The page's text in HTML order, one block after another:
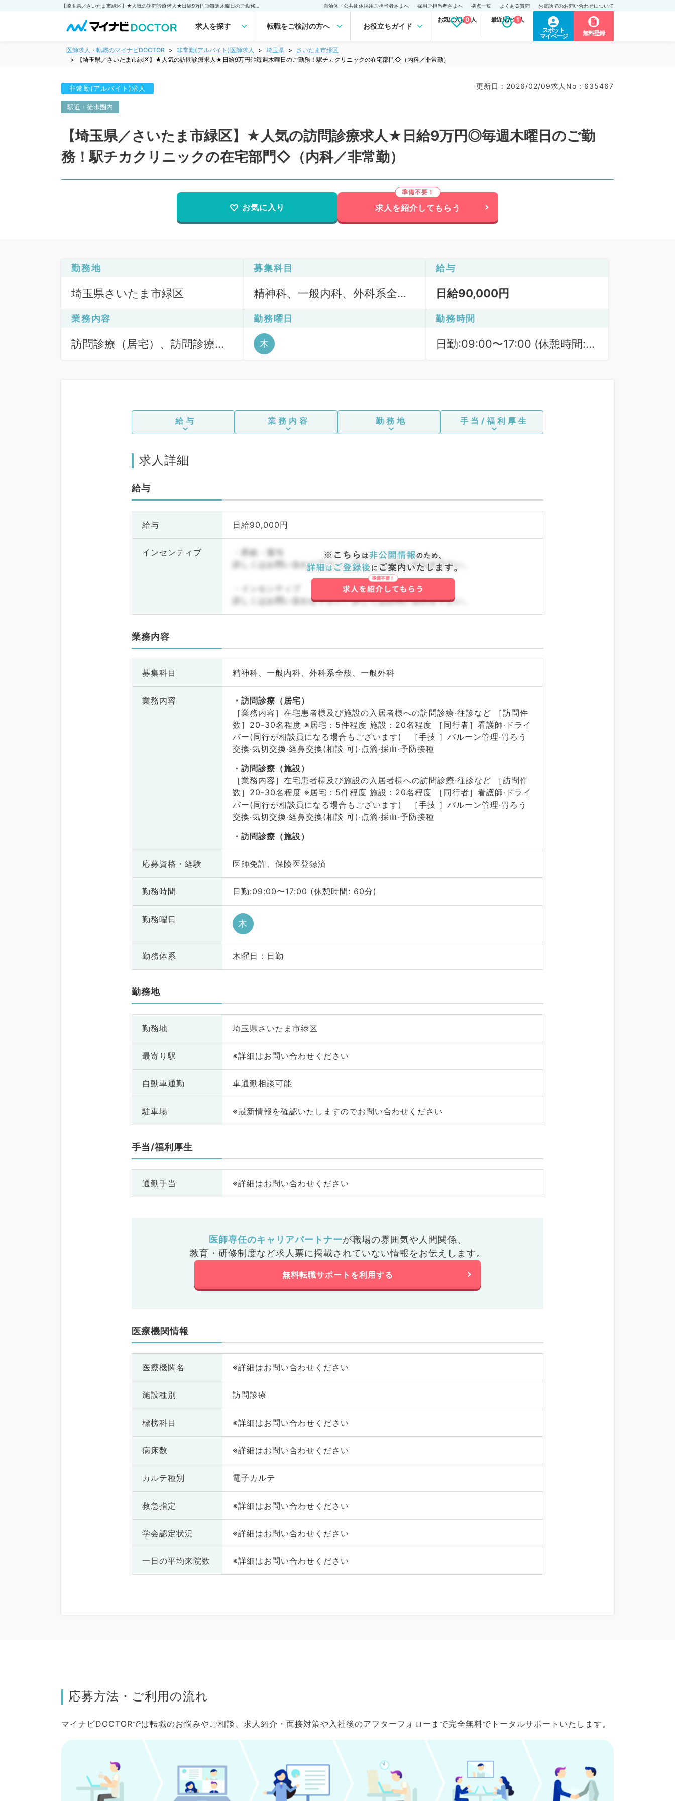
自治体・公共団体採用ご担当者さまへ 採用ご担当者さまへ 拠点一覧 よくある質問 お電話でのお問い合わせについて
求人を探す 転職をご検討の方へ お役立ちガイド
お気に入り求人
0 最近見た求人
1
スポット
マイページ
無料登録
医師求人・転職のマイナビDOCTOR 非常勤(アルバイト)医師求人 埼玉県
さいたま市緑区
【埼玉県／さいたま市緑区】★人気の訪問診療求人★日給9万円◎毎週木曜日のご勤務！駅チカクリニックの在宅部門◇（内科／非常勤）
非常勤(アルバイト)求人 更新日 : 2026/02/09求人No : 635467
駅近・徒歩圏内
【埼玉県／さいたま市緑区】★人気の訪問診療求人★日給9万円◎毎週木曜日のご勤
務！駅チカクリニックの在宅部門◇（内科／非常勤）
お気に入り 求人を紹介してもらう
勤務地
埼玉県さいたま市緑区
募集科目
精神科、一般内科、外科系全
給与
日給90,000円
業務内容
訪問診療（居宅）、訪問診療
勤務曜日
木
勤務時間
日勤:09:00〜17:00 (休憩時間:
給与 業務内容 勤務地 手当/福利厚生
求人詳細
給与
給与 日給90,000円
インセンティブ
・昇給・賞与
詳しくはお問い合わせ下さい。詳しくはお問い合わせ下さい。
・インセンティブ
詳しくはお問い合わせ下さい。詳しくはお問い合わせ下さい。
業務内容
募集科目 精神科、一般内科、外科系全般、一般外科
業務内容
訪問診療（居宅）
［業務内容］在宅患者様及び施設の⼊居者様への訪問診療‧往診など ［訪問件
数］20-30名程度 ※居宅：5件程度 施設：20名程度 ［同⾏者］看護師‧ドライ
バー(同⾏が相談員になる場合もございます) ［⼿技 ］バルーン管理‧胃ろう
交換‧気切交換‧経⿐交換(相談 可)‧点滴‧採⾎‧予防接種
訪問診療（施設）
［業務内容］在宅患者様及び施設の⼊居者様への訪問診療‧往診など ［訪問件
数］20-30名程度 ※居宅：5件程度 施設：20名程度 ［同⾏者］看護師‧ドライ
バー(同⾏が相談員になる場合もございます) ［⼿技 ］バルーン管理‧胃ろう
交換‧気切交換‧経⿐交換(相談 可)‧点滴‧採⾎‧予防接種
訪問診療（施設）
応募資格・ 経験 医師免許、保険医登録済
勤務時間 日勤:09:00〜17:00 (休憩時間: 60分)
勤務曜日 木
勤務体系 木曜日 : 日勤
勤務地
勤務地 埼玉県さいたま市緑区
最寄り駅 ※詳細はお問い合わせください
自動車通勤 車通勤相談可能
駐車場 ※最新情報を確認いたしますのでお問い合わせください
手当/福利厚生
通勤手当 ※詳細はお問い合わせください
医師専任のキャリアパートナーが職場の雰囲気や人間関係、
教育・研修制度など求人票に掲載されていない情報をお伝えします。
無料転職サポートを利用する
医療機関情報
医療機関名 ※詳細はお問い合わせください
施設種別 訪問診療
標榜科目 ※詳細はお問い合わせください
病床数 ※詳細はお問い合わせください
カルテ種別 電子カルテ
救急指定 ※詳細はお問い合わせください
学会認定状況 ※詳細はお問い合わせください
一日の平均来院数 ※詳細はお問い合わせください
応募方法・ご利用の流れ
マイナビDOCTORでは転職のお悩みやご相談、求人紹介・面接対策や入社後のアフターフォローまで完全無料でトータルサポートいたします。